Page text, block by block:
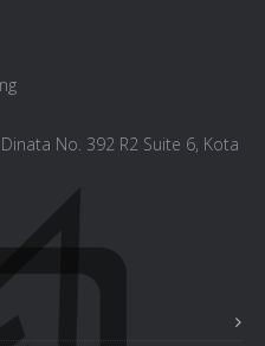
No. 392 R2 Suite 6, Kota